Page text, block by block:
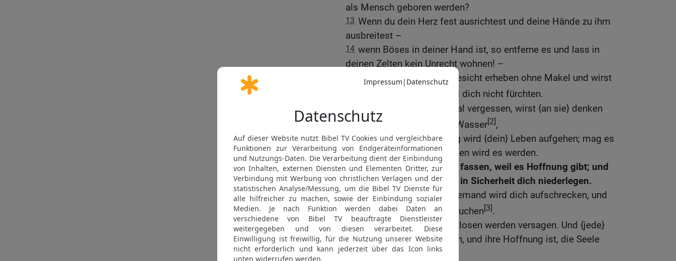
als Mensch geboren werden?
13 Wenn du dein Herz fest ausrichtest und deine Hände zu ihm
ausbreitest –
14 wenn Böses in deiner Hand ist, so entferne es und lass in
deinen Zelten kein Unrecht wohnen! –
ja, dann wirst du dein Gesicht erheben ohne Makel und wirst
sein und dich nicht fürchten.
Denn du wirst die Mühsal vergessen, wirst {an sie} denken
wie an vorbeigeflossenes Wasser[2],
17 und heller als der Mittag wird {dein} Leben aufgehen; mag es
finster sein – wie der Morgen wird es werden.
18 Und du wirst Vertrauen fassen, weil es Hoffnung gibt; und
du wirst Ausschau halten, in Sicherheit dich niederlegen.
19 Und du liegst da, und niemand wird dich aufschrecken, und
viele werden deine Gunst suchen[3].
20 Aber die Augen der Gottlosen werden versagen. Und {jede}
Zuflucht geht ihnen verloren, und ihre Hoffnung ist, die Seele
auszuhauchen.